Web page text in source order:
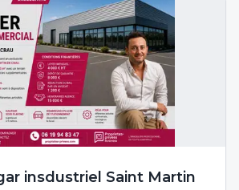
insdustriel Saint Martin